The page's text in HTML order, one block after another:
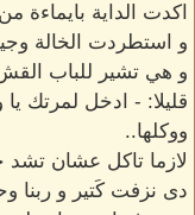
اكدت الداية
و استطردت الخالة
و هي تشير للباب
قليلا: - ادخل لمرتك
ووكلها..
لازما تاكل عشان تشد
دى نزفت كَتير و ربنا